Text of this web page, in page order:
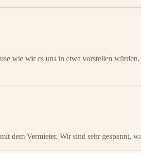
wie wir es uns in etwa vorstellen würden.
dem Vermieter. Wir sind sehr gespannt,